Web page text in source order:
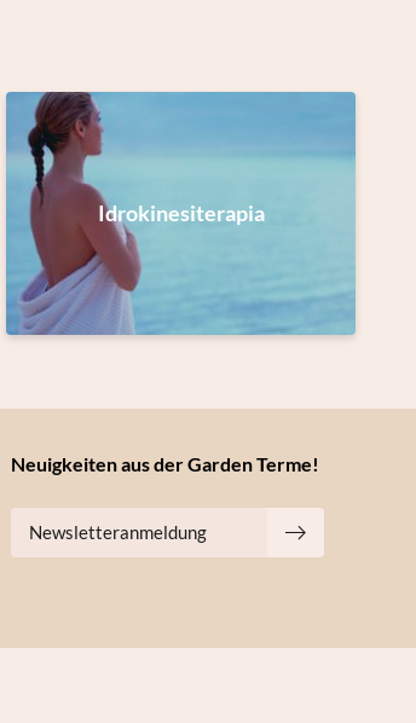
Idrokinesiterapia
Neuigkeiten aus der Garden Terme!
Newsletteranmeldung